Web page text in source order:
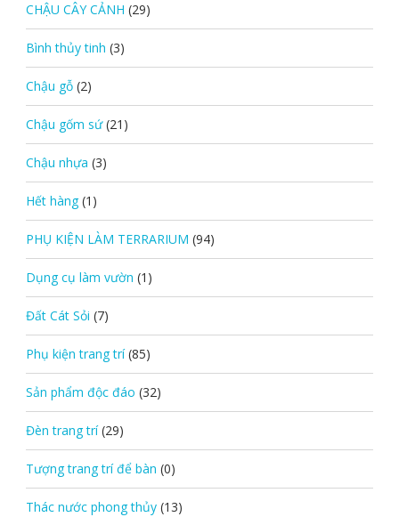
CHẬU CÂY CẢNH (29)
Bình thủy tinh (3)
Chậu gỗ (2)
Chậu gốm sứ (21)
Chậu nhựa (3)
Hết hàng (1)
PHỤ KIỆN LÀM TERRARIUM (94)
Dụng cụ làm vườn (1)
Đất Cát Sỏi (7)
Phụ kiện trang trí (85)
Sản phẩm độc đáo (32)
Đèn trang trí (29)
Tượng trang trí để bàn (0)
Thác nước phong thủy (13)